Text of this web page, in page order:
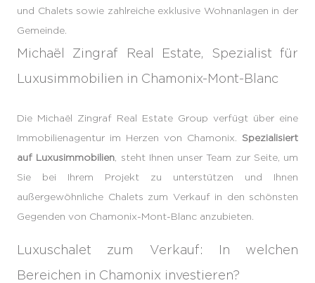
und Chalets sowie zahlreiche exklusive Wohnanlagen in der
Gemeinde.
Michaël Zingraf Real Estate, Spezialist für
Luxusimmobilien in Chamonix-Mont-Blanc
Die Michaël Zingraf Real Estate Group verfügt über eine
Immobilienagentur im Herzen von Chamonix. Spezialisiert
auf Luxusimmobilien , steht Ihnen unser Team zur Seite, um
Sie bei Ihrem Projekt zu unterstützen und Ihnen
außergewöhnliche Chalets zum Verkauf in den schönsten
Gegenden von Chamonix-Mont-Blanc anzubieten.
Luxuschalet zum Verkauf: In welchen
Bereichen in Chamonix investieren?